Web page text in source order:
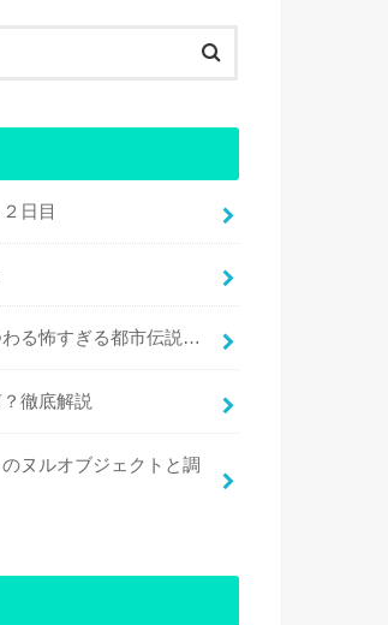
日目
る怖すぎる都市伝説…
徹底解説
ヌルオブジェクトと調